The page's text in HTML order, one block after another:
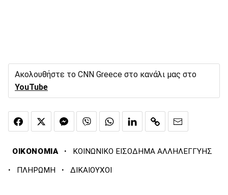
Ακολουθήστε το CNN Greece στο κανάλι μας στο
YouTube
ΟΙΚΟΝΟΜΙΑ · ΚΟΙΝΩΝΙΚΟ ΕΙΣΟΔΗΜΑ ΑΛΛΗΛΕΓΓΥΗΣ
· ΠΛΗΡΩΜΗ · ΔΙΚΑΙΟΥΧΟΙ